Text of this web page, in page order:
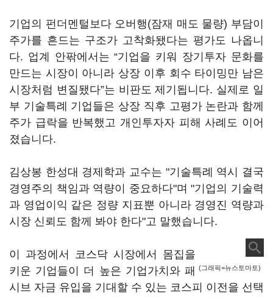
기업의 펀더멘털보다 오버행(잠재 매도 물량) 부담이
주가를 흔드는 구조가 고착화됐다는 평가도 나옵니
다. 업계 안팎에서는 “기업을 키워 장기투자 문화를
만드는 시장이 아니라 상장 이후 회수 타이밍만 남은
시장처럼 변질됐다”는 비판도 제기됩니다. 실제로 일
부 기술특례 기업들은 상장 직후 고평가 논란과 함께
주가 급락을 반복했고 개인투자자 피해 사례도 이어
졌습니다.
김상봉 한성대 경제학과 교수는 "기술특례 역시 결국
경영주의 책임과 역량이 중요하다"며 "기업의 기술력
과 영업이익 같은 정량 지표뿐 아니라 경영진 역량과
시장 신뢰도 함께 봐야 한다"고 말했습니다.
(그래픽=뉴스토마토)
이 과정에서 코스닥 시장에서 몸집을
키운 기업들이 더 높은 기업가치와 패
시브 자금 유입을 기대할 수 있는 코스피 이전을 선택